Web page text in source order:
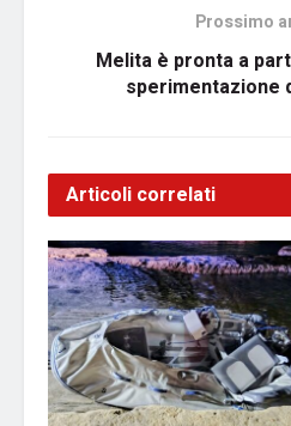
Prossimo
Melita è pronta a
sperimentazione
Articoli correlati